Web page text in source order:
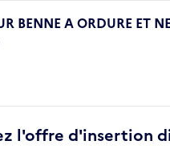
BENNE A ORDURE ET
l'offre d'insertion